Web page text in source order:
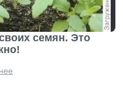
семян. Это